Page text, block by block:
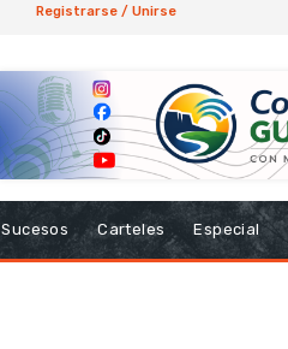
Registrarse / Unirse
Sucesos Carteles Especial